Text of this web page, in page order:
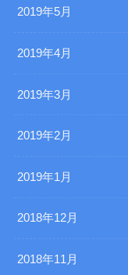
2019年5月
2019年4月
2019年3月
2019年2月
2019年1月
2018年12月
2018年11月